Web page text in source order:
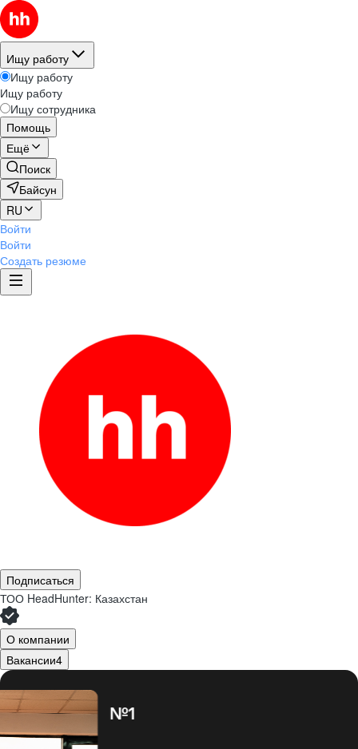
Ищу работу
Ищу работу
Ищу работу
Ищу сотрудника
Помощь
Ещё
Поиск
Байсун
RU
Войти
Войти
Создать резюме
Подписаться
ТОО HeadHunter: Казахстан
О компании
Вакансии4
№1